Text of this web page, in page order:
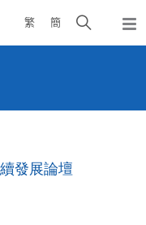
繁 簡
Open
search
發展論壇